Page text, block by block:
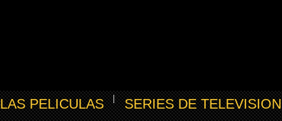
LAS PELICULAS SERIES DE TELEVISION